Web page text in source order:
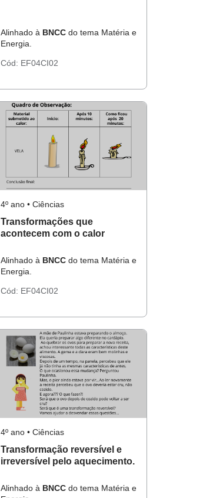
Alinhado à BNCC do tema Matéria e
Energia.
Cód: EF04CI02
4º ano • Ciências
Transformações que
acontecem com o calor
Alinhado à BNCC do tema Matéria e
Energia.
Cód: EF04CI02
4º ano • Ciências
Transformação reversível e
irreversível pelo aquecimento.
Alinhado à BNCC do tema Matéria e